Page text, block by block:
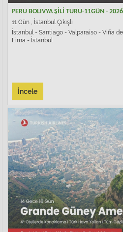
PERU BOLIVYA ŞİLİ TURU-11GÜN - 2026
11 Gün , İstanbul Çıkışlı
İstanbul - Santiago - Valparaíso - Viña
Lima - İstanbul
İncele